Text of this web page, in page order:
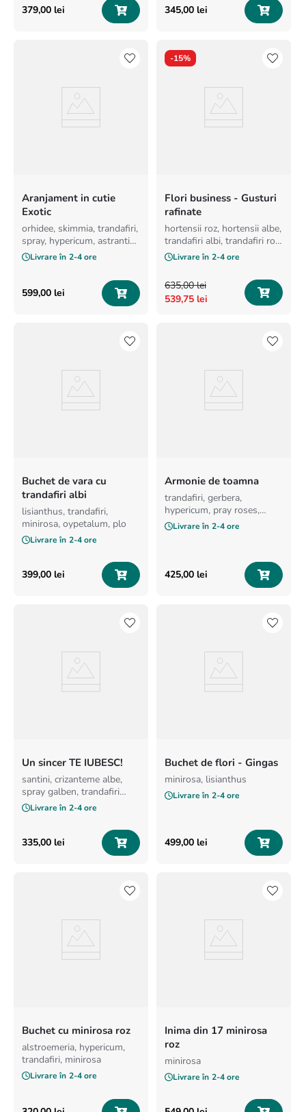
379,00 lei 345,00 lei
Aranjament in cutie
Exotic
orhidee, skimmia, trandafiri,
spray, hypericum, astrantia,
verdeata si cutie.
Livrare în 2-4 ore
599,00 lei
-15%
Flori business - Gusturi
rafinate
hortensii roz, hortensii albe,
trandafiri albi, trandafiri roz,
minirosa crem
Livrare în 2-4 ore
635,00 lei
539,75 lei
Buchet de vara cu
trandafiri albi
lisianthus, trandafiri,
minirosa, oypetalum, plo
Livrare în 2-4 ore
399,00 lei
Armonie de toamna
trandafiri, gerbera,
hypericum, pray roses,
solidago
Livrare în 2-4 ore
425,00 lei
Un sincer TE IUBESC!
santini, crizanteme albe,
spray galben, trandafiri
portocalii
Livrare în 2-4 ore
335,00 lei
Buchet de flori - Gingas
minirosa, lisianthus
Livrare în 2-4 ore
499,00 lei
Buchet cu minirosa roz
alstroemeria, hypericum,
trandafiri, minirosa
Livrare în 2-4 ore
Inima din 17 minirosa
roz
minirosa
Livrare în 2-4 ore